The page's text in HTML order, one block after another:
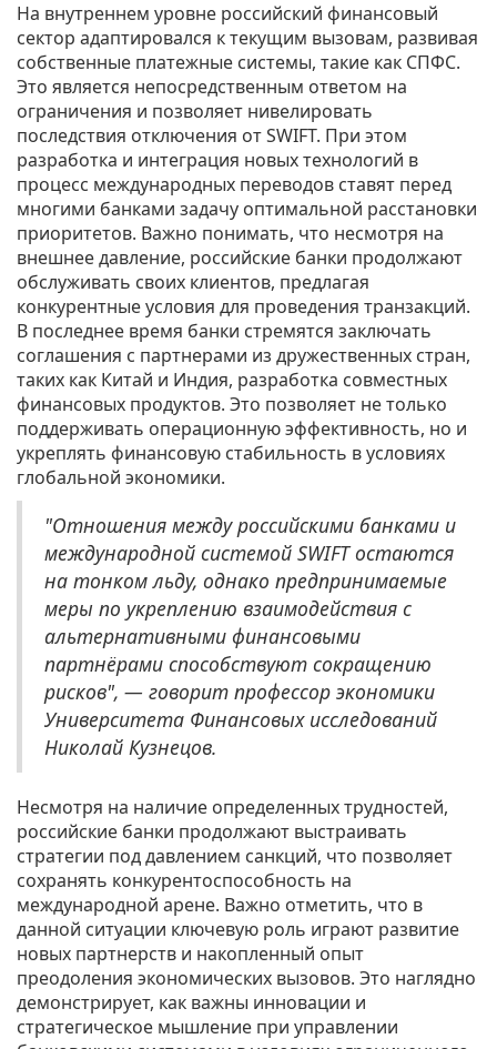
На внутреннем уровне российский финансовый
сектор адаптировался к текущим вызовам, развивая
собственные платежные системы, такие как СПФС.
Это является непосредственным ответом на
ограничения и позволяет нивелировать
последствия отключения от SWIFT. При этом
разработка и интеграция новых технологий в
процесс международных переводов ставят перед
многими банками задачу оптимальной расстановки
приоритетов. Важно понимать, что несмотря на
внешнее давление, российские банки продолжают
обслуживать своих клиентов, предлагая
конкурентные условия для проведения транзакций.
В последнее время банки стремятся заключать
соглашения с партнерами из дружественных стран,
таких как Китай и Индия, разработка совместных
финансовых продуктов. Это позволяет не только
поддерживать операционную эффективность, но и
укреплять финансовую стабильность в условиях
глобальной экономики.
"Отношения между российскими банками и
международной системой SWIFT остаются
на тонком льду, однако предпринимаемые
меры по укреплению взаимодействия с
альтернативными финансовыми
партнёрами способствуют сокращению
рисков", — говорит профессор экономики
Университета Финансовых исследований
Николай Кузнецов.
Несмотря на наличие определенных трудностей,
российские банки продолжают выстраивать
стратегии под давлением санкций, что позволяет
сохранять конкурентоспособность на
международной арене. Важно отметить, что в
данной ситуации ключевую роль играют развитие
новых партнерств и накопленный опыт
преодоления экономических вызовов. Это наглядно
демонстрирует, как важны инновации и
стратегическое мышление при управлении